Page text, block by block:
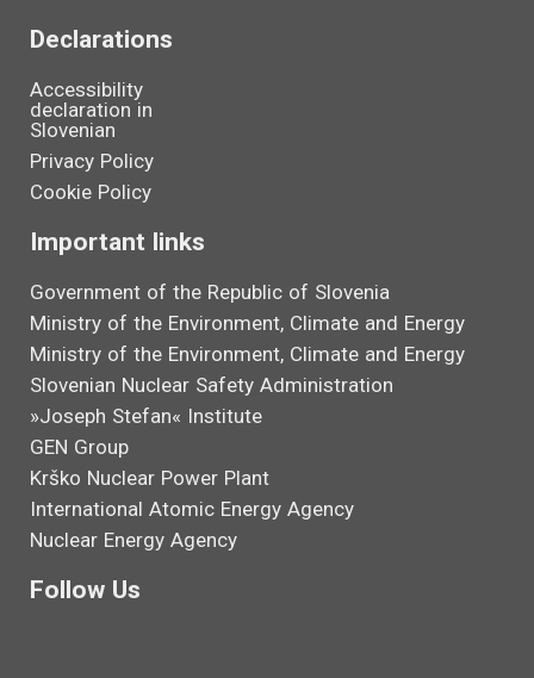
Declarations
Accessibility
declaration in
Slovenian
Privacy Policy
Cookie Policy
Important links
Government of the Republic of Slovenia
Ministry of the Environment, Climate and Energy
Ministry of the Environment, Climate and Energy
Slovenian Nuclear Safety Administration
»Joseph Stefan« Institute
GEN Group
Krško Nuclear Power Plant
International Atomic Energy Agency
Nuclear Energy Agency
Follow Us